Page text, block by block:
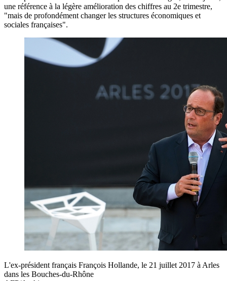
une référence à la légère amélioration des chiffres au 2e trimestre,
"mais de profondément changer les structures économiques et
sociales françaises".
L'ex-président français François Hollande, le 21 juillet 2017 à Arles
dans les Bouches-du-Rhône